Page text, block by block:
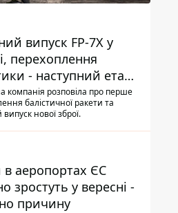
випуск FP-7X у
перехоплення
- наступний етап -
конкретизувало
компанія розповіла про перше
балістичної ракети та
нової зброї.
в аеропортах ЄС
зростуть у вересні -
причину